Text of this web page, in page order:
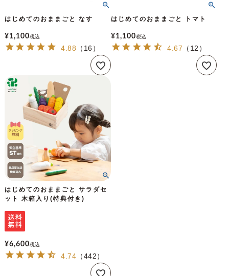
はじめてのおままごと なす
¥1,100税込
4.88 （ 16）
はじめてのおままごと トマト
¥1,100税込
4.67 （ 12 ）
はじめてのおままごと サラダセ
ット 木箱入り(特典付き)
¥6,600税込
4.74 （442）